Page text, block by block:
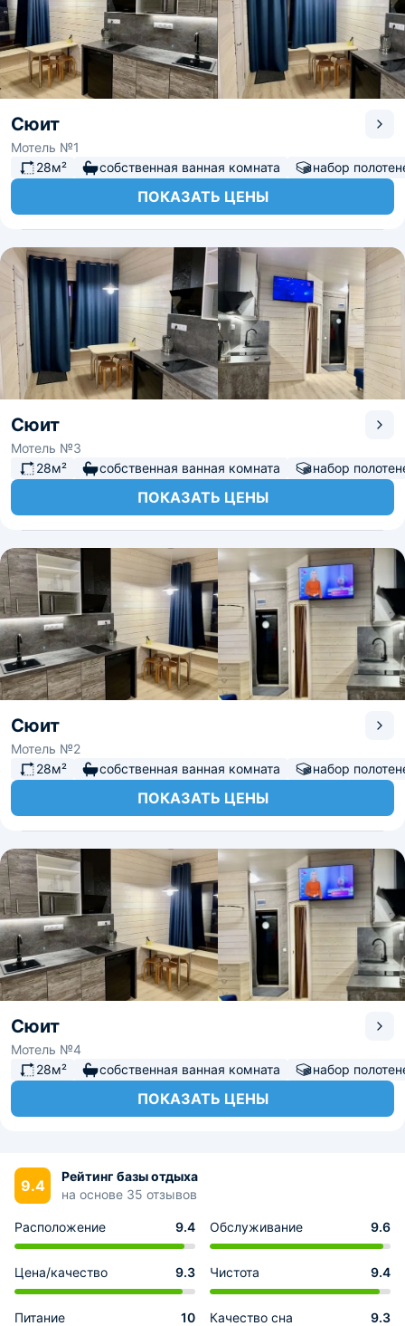
Сюит
Мотель №1
28м²
собственная ванная комната набор
ПОКАЗАТЬ ЦЕНЫ
Сюит
Мотель №3
28м²
собственная ванная комната набор
ПОКАЗАТЬ ЦЕНЫ
Сюит
Мотель №2
28м²
собственная ванная комната набор
ПОКАЗАТЬ ЦЕНЫ
Сюит
Мотель №4
28м²
собственная ванная комната набор
ПОКАЗАТЬ ЦЕНЫ
9.4
Рейтинг базы отдыха
на основе 35 отзывов
Расположение 9.4 Обслуживание 9.6
Цена/качество 9.3 Чистота 9.4
Питание 10 Качество сна 9.3